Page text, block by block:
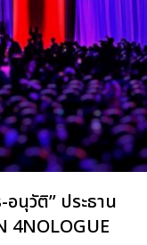
นุวัติ” ประธาน
4NOLOGUE